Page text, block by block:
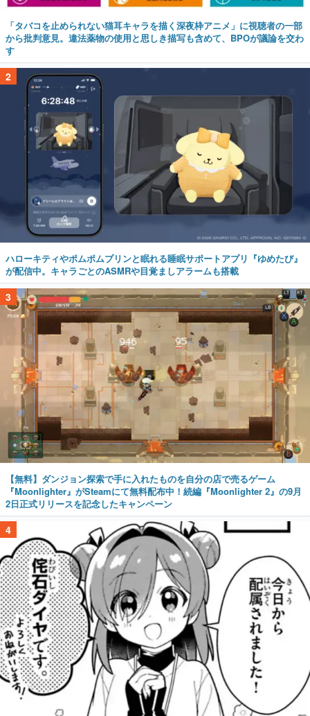
「タバコを止められない猫耳キャラを描く深夜枠アニメ」に視聴者の一部
から批判意見。違法薬物の使用と思しき描写も含めて、BPOが議論を交わ
す
2
ハローキティやポムポムプリンと眠れる睡眠サポートアプリ『ゆめたび』
が配信中。キャラごとのASMRや目覚ましアラームも搭載
3
【無料】ダンジョン探索で手に入れたものを自分の店で売るゲーム
『Moonlighter』がSteamにて無料配布中！続編『Moonlighter 2』の9月
2日正式リリースを記念したキャンペーン
4